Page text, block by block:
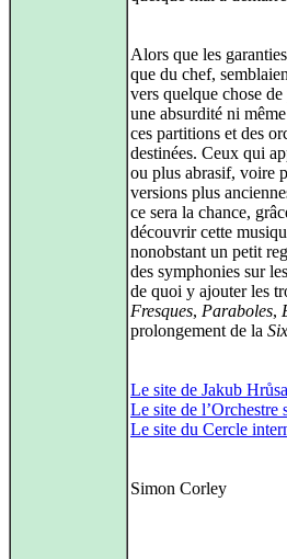
Alors que les
que du chef,
vers quelque chose
une absurdité ni
ces partitions et des
destinées. Ceux qui
ou plus abrasif, voire
versions plus
ce sera la chance,
découvrir cette
nonobstant un petit
des symphonies sur
de quoi y ajouter les
Fresques, Paraboles,
prolongement de la
Le site de Jakub Hrůsa
Le site de
Le site du Cercle
Simon Corley